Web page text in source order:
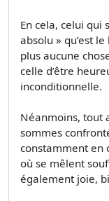
En cela, celui qui
absolu » qu’est
plus aucune
celle d’être
inconditionnelle.
Néanmoins, tout
sommes
constamment en
où se mêlent
également joie,